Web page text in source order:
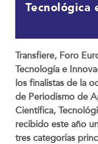
Tecnológica
Transfiere, Foro
Tecnología e
los finalistas de la
de Periodismo de
Científica,
recibido este año
tres categorías